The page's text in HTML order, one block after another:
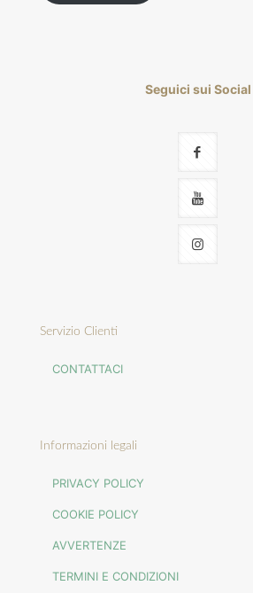
Seguici sui Social
Servizio Clienti
CONTATTACI
Informazioni legali
PRIVACY POLICY
COOKIE POLICY
AVVERTENZE
TERMINI E CONDIZIONI